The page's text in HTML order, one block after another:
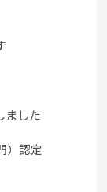
ました
）認定